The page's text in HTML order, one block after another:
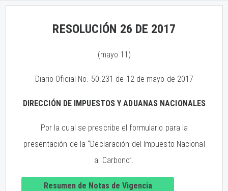
RESOLUCIÓN 26 DE 2017
(mayo 11)
Diario Oficial No. 50.231 de 12 de mayo de 2017
DIRECCIÓN DE IMPUESTOS Y ADUANAS NACIONALES
Por la cual se prescribe el formulario para la
presentación de la “Declaración del Impuesto Nacional
al Carbono”.
Resumen de Notas de Vigencia